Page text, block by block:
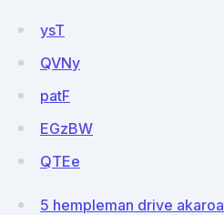
ysT
QVNy
patF
EGzBW
QTEe
5 hempleman drive akaroa